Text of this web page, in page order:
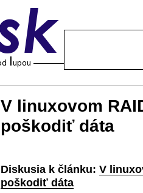
V linuxovom
poškodiť dáta
Diskusia k článku: V
poškodiť dáta